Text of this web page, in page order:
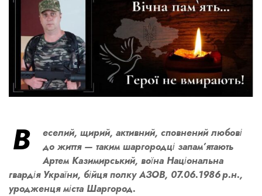
В
еселий, щирий, активний, сповнений любові
до життя — таким шаргородці запам’ятають
Артем Казимирський, воїна Національна
гвардія України, бійця полку АЗОВ, 07.06.1986 р.н.,
уродженця міста Шаргород.